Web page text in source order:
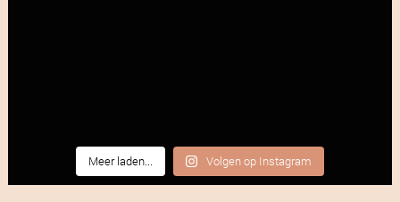
Meer laden... Volgen op Instagram